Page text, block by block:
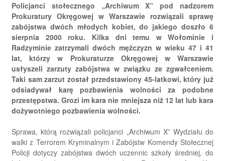
Policjanci stołecznego „Archiwum X” pod nadzorem
Prokuratury Okręgowej w Warszawie rozwiązali sprawę
zabójstwa dwóch młodych kobiet, do jakiego doszło 6
sierpnia 2000 roku. Kilka dni temu w Wołominie i
Radzyminie zatrzymali dwóch mężczyzn w wieku 47 i 41
lat, którzy w Prokuraturze Okręgowej w Warszawie
usłyszeli zarzuty zabójstwa w związku ze zgwałceniem.
Taki sam zarzut został przedstawiony 45-latkowi, który już
odsiadywał karę pozbawienia wolności za podobne
przestępstwa. Grozi im kara nie mniejsza niż 12 lat lub kara
dożywotniego pozbawienia wolności.
Sprawa, którą rozwiązali policjanci „Archiwum X” Wydziału do
walki z Terrorem Kryminalnym i Zabójstw Komendy Stołecznej
Policji dotyczy zabójstwa dwóch uczennic szkoły średniej, do